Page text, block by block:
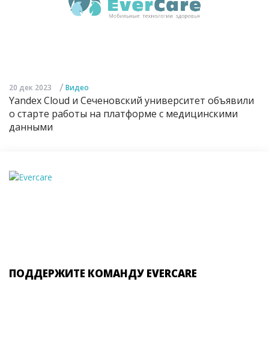
20 дек 2023 / Видео
Yandex Cloud и Сеченовский университет объявили
о старте работы на платформе с медицинскими
данными
ПОДДЕРЖИТЕ КОМАНДУ EVERCARE